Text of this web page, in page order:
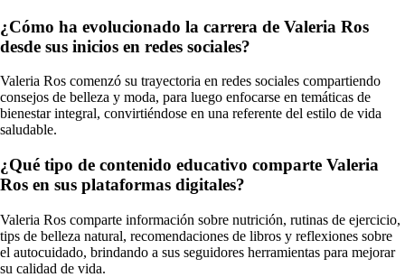
¿Cómo ha evolucionado la carrera de Valeria Ros
desde sus inicios en redes sociales?
Valeria Ros comenzó su trayectoria en redes sociales compartiendo
consejos de belleza y moda, para luego enfocarse en temáticas de
bienestar integral, convirtiéndose en una referente del estilo de vida
saludable.
¿Qué tipo de contenido educativo comparte Valeria
Ros en sus plataformas digitales?
Valeria Ros comparte información sobre nutrición, rutinas de ejercicio,
tips de belleza natural, recomendaciones de libros y reflexiones sobre
el autocuidado, brindando a sus seguidores herramientas para mejorar
su calidad de vida.